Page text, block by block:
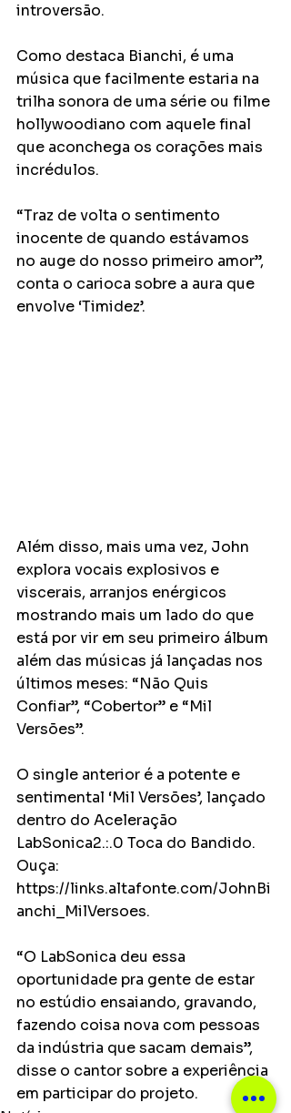
introversão.
Como destaca Bianchi, é uma
música que facilmente estaria na
trilha sonora de uma série ou filme
hollywoodiano com aquele final
que aconchega os corações mais
incrédulos.
“Traz de volta o sentimento
inocente de quando estávamos
no auge do nosso primeiro amor”,
conta o carioca sobre a aura que
envolve ‘Timidez’.
Além disso, mais uma vez, John
explora vocais explosivos e
viscerais, arranjos enérgicos
mostrando mais um lado do que
está por vir em seu primeiro álbum
além das músicas já lançadas nos
últimos meses: “Não Quis
Confiar”, “Cobertor” e “Mil
Versões”.
O single anterior é a potente e
sentimental ‘Mil Versões’, lançado
dentro do Aceleração
LabSonica2.:.0 Toca do Bandido.
Ouça:
https://links.altafonte.com/JohnBi
anchi_MilVersoes.
“O LabSonica deu essa
oportunidade pra gente de estar
no estúdio ensaiando, gravando,
fazendo coisa nova com pessoas
da indústria que sacam demais”,
disse o cantor sobre a experiência
em participar do projeto.